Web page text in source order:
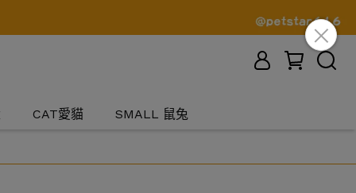
CAT愛貓 SMALL 鼠兔